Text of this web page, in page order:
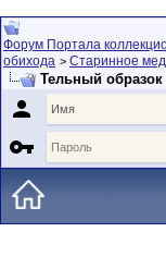
Форум Портала
обихода > Старинное
Тельный

